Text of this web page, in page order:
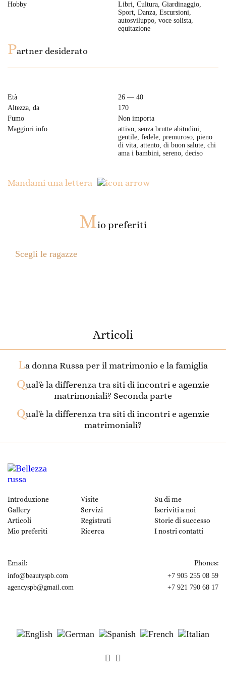
Hobby
Libri, Cultura, Giardinaggio,
Sport, Danza, Escursioni,
autosviluppo, voce solista,
equitazione
Partner desiderato
Età
26 — 40
Altezza, da
170
Fumo
Non importa
Maggiori info
attivo, senza brutte abitudini,
gentile, fedele, premuroso, pieno
di vita, attento, di buon salute, chi
ama i bambini, sereno, deciso
Mandami una lettera
Mio preferiti
Scegli le ragazze
Articoli
La donna Russa per il matrimonio e la famiglia
Qual'è la differenza tra siti di incontri e agenzie
matrimoniali? Seconda parte
Qual'è la differenza tra siti di incontri e agenzie
matrimoniali?
Introduzione
Gallery
Articoli
Mio preferiti
Visite
Servizi
Registrati
Ricerca
Su di me
Iscriviti a noi
Storie di successo
I nostri contatti
Email:
info@beautyspb.com
agencyspb@gmail.com
Phones:
+7 905 255 08 59
+7 921 790 68 17